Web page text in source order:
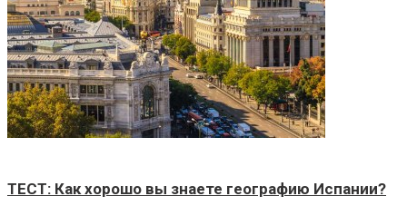
ТЕСТ: Как хорошо вы знаете географию Испании?